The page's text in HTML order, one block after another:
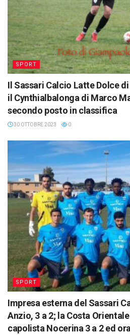
SPORT
Il Sassari Calcio Latte Dolce
il Cynthialbalonga di Marco
secondo posto in classifica
30 OTTOBRE 2023 0
SPORT
Impresa esterna del Sassari
Anzio, 3 a 2; la Costa
capolista Nocerina 3 a 2 ed